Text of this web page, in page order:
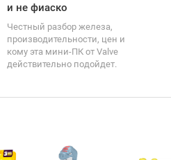
и не фиаско
Честный разбор железа,
производительности, цен и
кому эта мини-ПК от Valve
действительно подойдет.